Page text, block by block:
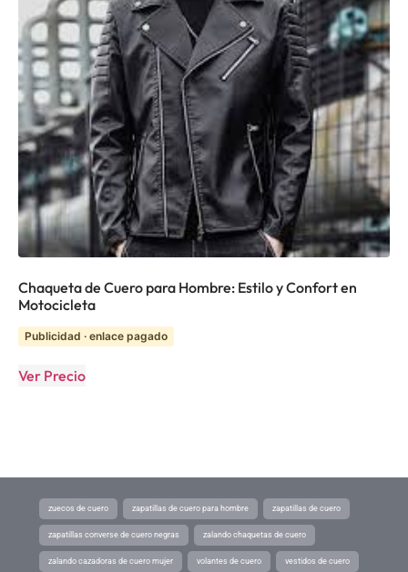
Chaqueta de Cuero para Hombre: Estilo y Confort en
Motocicleta
Publicidad · enlace pagado
Ver Precio
zuecos de cuero zapatillas de cuero para hombre zapatillas de cuero
zapatillas converse de cuero negras zalando chaquetas de cuero
zalando cazadoras de cuero mujer volantes de cuero vestidos de cuero